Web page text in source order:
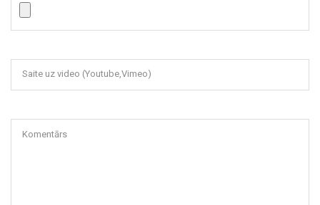
Saite uz video (Youtube,Vimeo)
Komentārs